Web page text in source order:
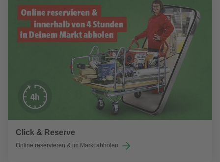
Click & Reserve
Online reservieren & im Markt abholen